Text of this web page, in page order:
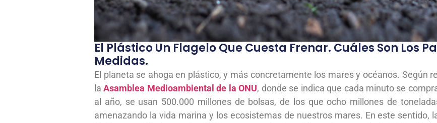
El Plástico Un Flagelo Que Cuesta Frenar. Cuáles Son Los
Medidas.
El planeta se ahoga en plástico, y más concretamente los mares y océanos. Según
laAsamblea Medioambiental de la ONU, donde se indica que cada minuto se
al año, se usan 500.000 millones de bolsas, de los que ocho millones de
amenazando la vida marina y los ecosistemas de nuestros mares. En este sentido,